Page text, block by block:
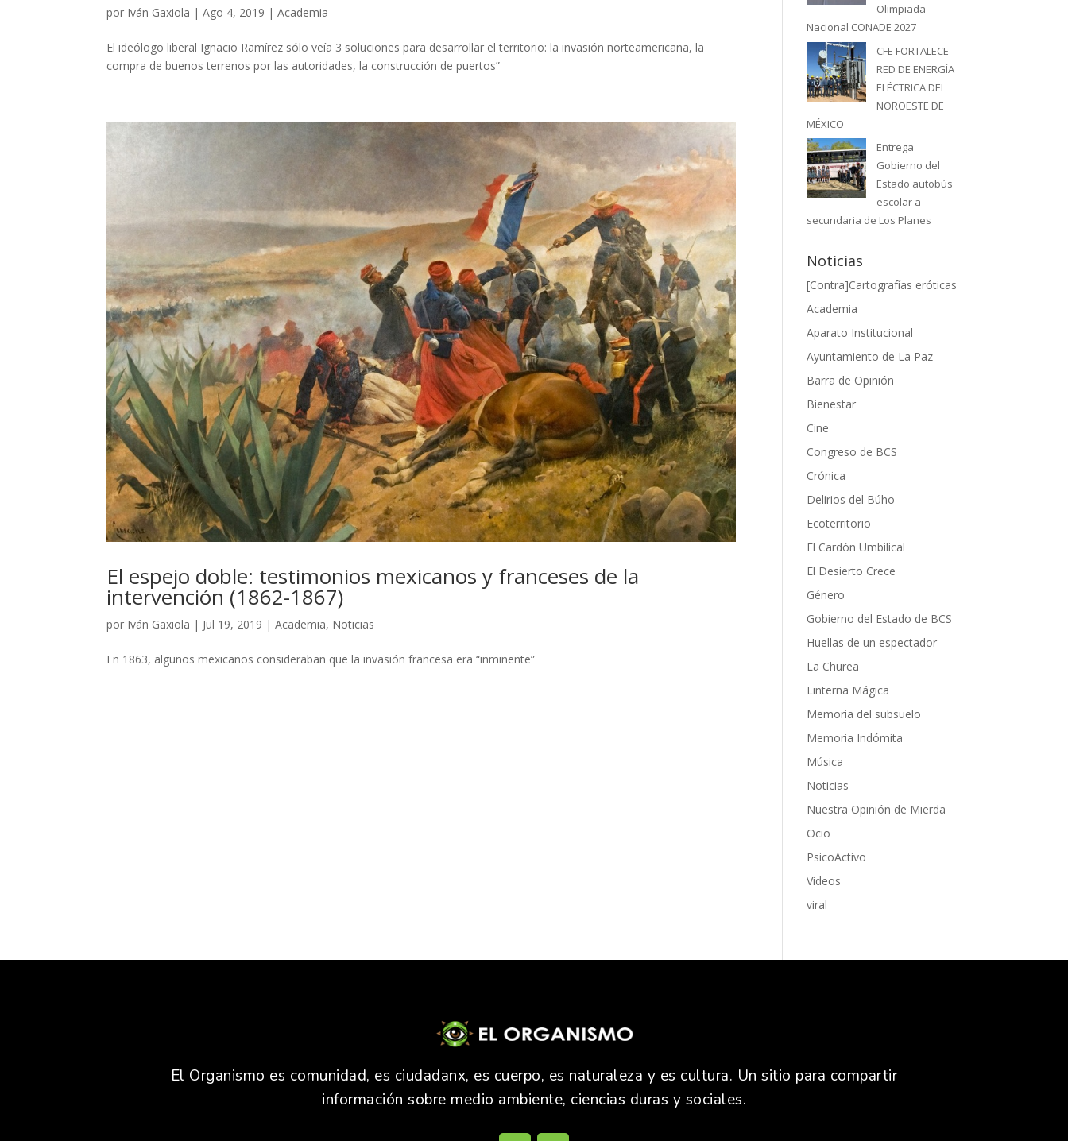
por Iván Gaxiola |Ago 4, 2019 |Academia
El ideólogo liberal Ignacio Ramírez sólo veía 3 soluciones para desarrollar el territorio: la invasión norteamericana, la
compra de buenos terrenos por las autoridades, la construcción de puertos”
El espejo doble: testimonios mexicanos y franceses de la
intervención (1862-1867)
por Iván Gaxiola | Jul 19, 2019 |Academia, Noticias
En 1863, algunos mexicanos consideraban que la invasión francesa era “inminente”
Olimpiada
Nacional CONADE 2027
CFE FORTALECE
RED DE ENERGÍA
ELÉCTRICA DEL
NOROESTE DE
MÉXICO
Entrega
Gobierno del
Estado autobús
escolar a
secundaria de Los Planes
Noticias
[Contra]Cartografías eróticas
Academia
Aparato Institucional
Ayuntamiento de La Paz
Barra de Opinión
Bienestar
Cine
Congreso de BCS
Crónica
Delirios del Búho
Ecoterritorio
El Cardón Umbilical
El Desierto Crece
Género
Gobierno del Estado de BCS
Huellas de un espectador
La Churea
Linterna Mágica
Memoria del subsuelo
Memoria Indómita
Música
Noticias
Nuestra Opinión de Mierda
Ocio
PsicoActivo
Videos
viral
El Organismo es comunidad, es ciudadanx, es cuerpo, es naturaleza y es cultura. Un sitio para compartir
información sobre medio ambiente, ciencias duras y sociales.